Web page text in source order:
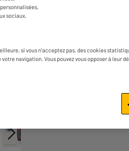
sociaux,
si vous n'acceptez pas, des cookies
navigation. Vous pouvez vous opposer à leur